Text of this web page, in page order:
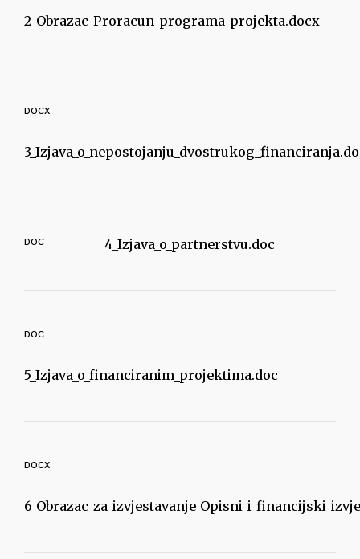
2_Obrazac_Proracun_programa_projekta.docx
DOCX
DOC 4_Izjava_o_partnerstvu.doc
DOC
5_Izjava_o_financiranim_projektima.doc
DOCX